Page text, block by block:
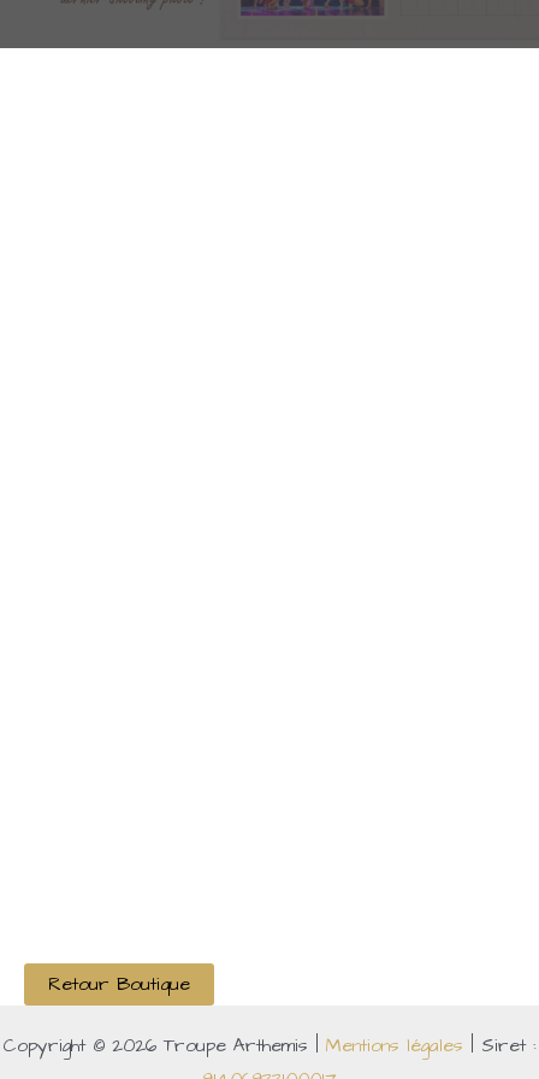
Retour Boutique
Copyright © 2026 Troupe Arthemis | Mentions légales | Siret :